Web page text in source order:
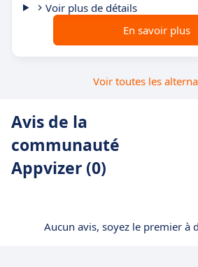
Voir plus de détails
En savoir plus
Voir toutes les
Avis de la
communauté
Appvizer (0)
Aucun avis, soyez le premier à